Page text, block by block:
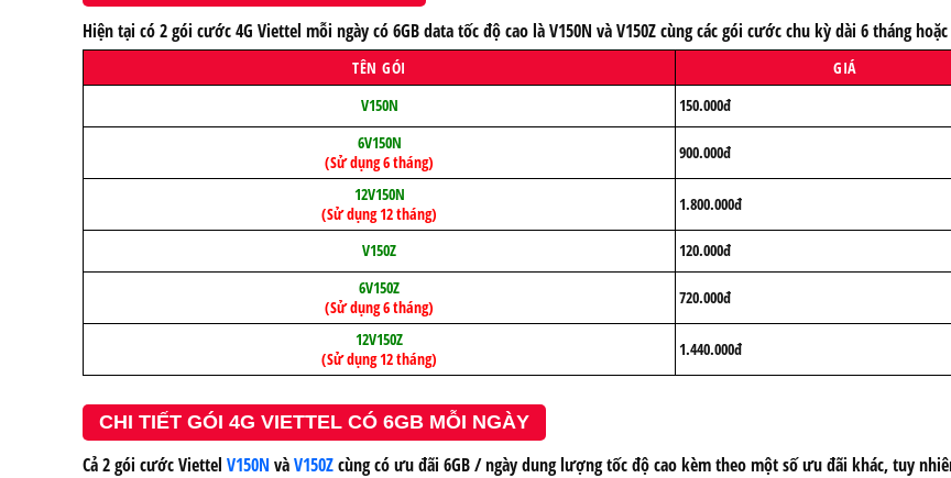
Hiện tại có 2 gói cước 4G Viettel mỗi ngày có 6GB data tốc độ cao là V150N và V150Z cùng các gói cước chu kỳ dài 6 tháng
TÊN GÓI GIÁ
V150N
150.000đ
6V150N
(Sử dụng 6 tháng)
900.000đ
12V150N
(Sử dụng 12 tháng)
1.800.000đ
V150Z 120.000đ
6V150Z
(Sử dụng 6 tháng)
720.000đ
12V150Z
(Sử dụng 12 tháng)
1.440.000đ
CHI TIẾT GÓI 4G VIETTEL CÓ 6GB MỖI NGÀY
Cả 2 gói cước Viettel V150N vàV150Zcùng có ưu đãi 6GB / ngày dung lượng tốc độ cao kèm theo một số ưu đãi khác, tuy